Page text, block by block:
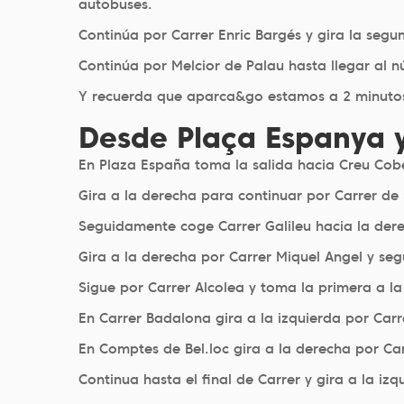
autobuses.
Continúa por Carrer Enric Bargés y gira la
Continúa por Melcior de Palau hasta llegar al
Y recuerda que aparca&go estamos a 2
Desde Plaça
En Plaza España toma la salida hacia Creu
Gira a la derecha para continuar por Carrer de
Seguidamente coge Carrer Galileu hacia la
Gira a la derecha por Carrer Miquel Angel y
Sigue por Carrer Alcolea y toma la primera a
En Carrer Badalona gira a la izquierda por
En Comptes de Bel.loc gira a la derecha por
Continua hasta el final de Carrer y gira a la